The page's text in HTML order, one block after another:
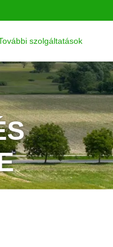
szolgáltatások